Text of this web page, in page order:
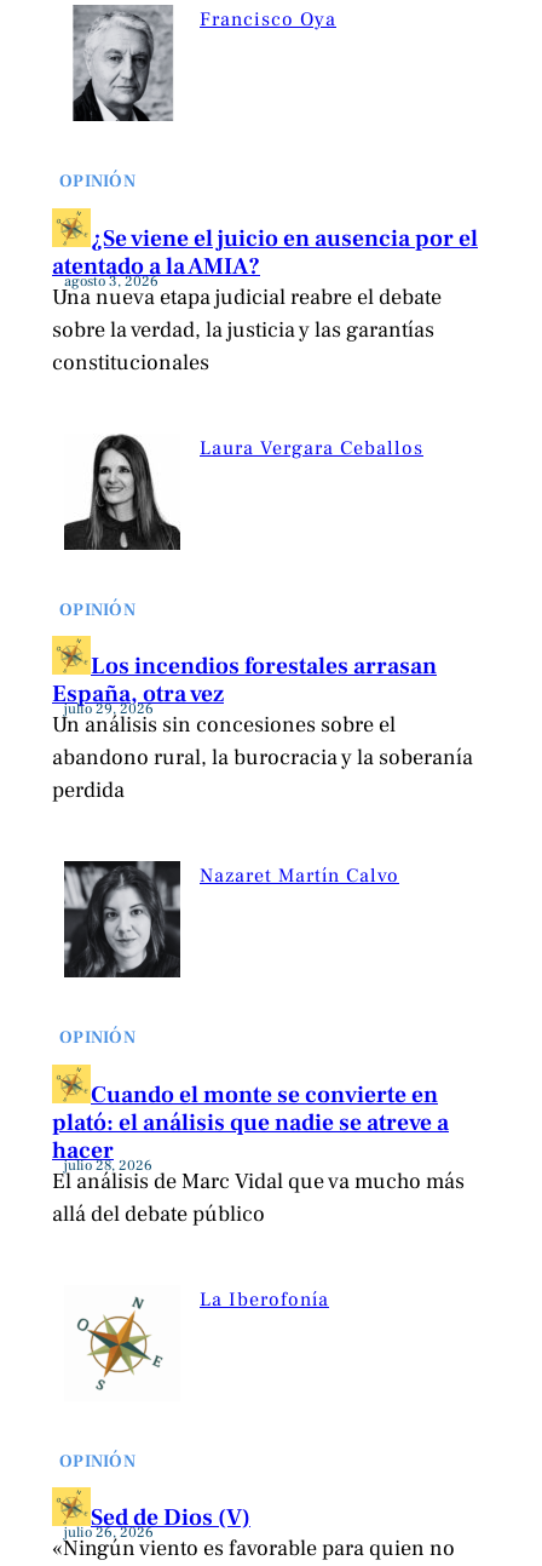
Francisco Oya
OPINIÓN
¿Se viene el juicio en ausencia por el
atentado a la AMIA?
agosto 3, 2026
Una nueva etapa judicial reabre el debate
sobre la verdad, la justicia y las garantías
constitucionales
Laura Vergara Ceballos
OPINIÓN
Los incendios forestales arrasan
España, otra vez
julio 29, 2026
Un análisis sin concesiones sobre el
abandono rural, la burocracia y la soberanía
perdida
Nazaret Martín Calvo
OPINIÓN
Cuando el monte se convierte en
plató: el análisis que nadie se atreve a
hacer
julio 28, 2026
El análisis de Marc Vidal que va mucho más
allá del debate público
La Iberofonía
OPINIÓN
Sed de Dios (V)
julio 26, 2026
«Ningún viento es favorable para quien no